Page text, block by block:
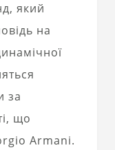
який
на
за
що
Armani.